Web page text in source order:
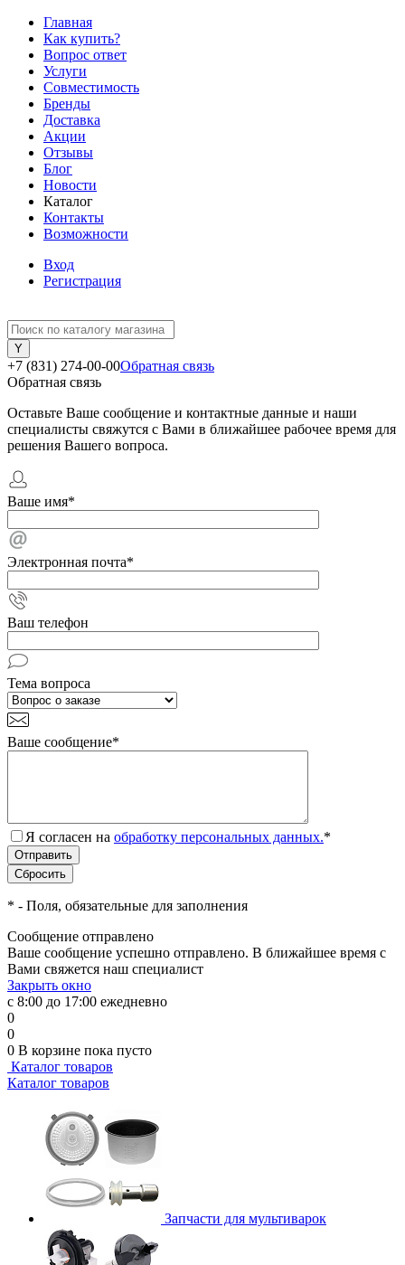
Главная
Как купить?
Вопрос ответ
Услуги
Совместимость
Бренды
Доставка
Акции
Отзывы
Блог
Новости
Каталог
Контакты
Возможности
Вход
Регистрация
+7 (831) 274-00-00Обратная связь
Обратная связь
Оставьте Ваше сообщение и контактные данные и наши
специалисты свяжутся с Вами в ближайшее рабочее время для
решения Вашего вопроса.
Ваше имя*
Электронная почта*
Ваш телефон
Тема вопроса
Ваше сообщение*
Я согласен на обработку персональных данных.*
* - Поля, обязательные для заполнения
Сообщение отправлено
Ваше сообщение успешно отправлено. В ближайшее время с
Вами свяжется наш специалист
Закрыть окно
с 8:00 до 17:00 ежедневно
0
0
0 В корзине пока пусто
Каталог товаров
Каталог товаров
Запчасти для мультиварок